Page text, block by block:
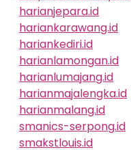
harianjepara.id
hariankarawang.id
hariankediri.id
harianlamongan.id
harianlumajang.id
harianmajalengka.id
harianmalang.id
smanics-serpong.id
smakstlouis.id